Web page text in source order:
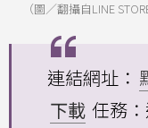
（圖／翻攝自LINE
連結網址：
下載 任務